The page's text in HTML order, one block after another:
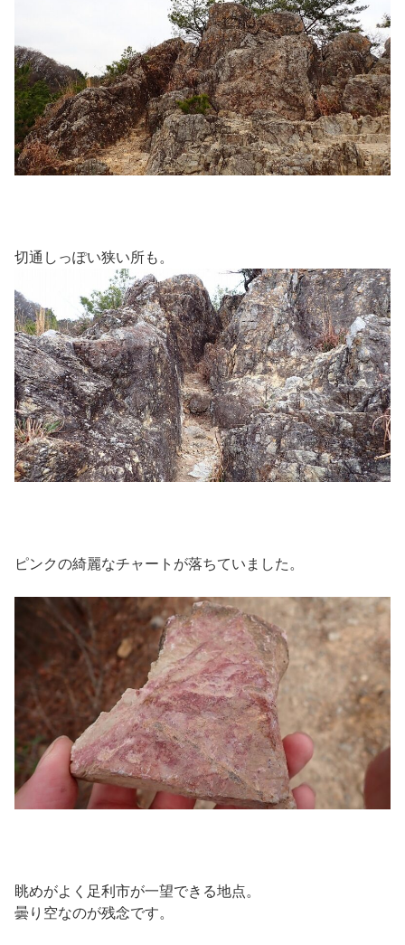
切通しっぽい狭い所も。
ピンクの綺麗なチャートが落ちていました。
眺めがよく足利市が一望できる地点。
曇り空なのが残念です。